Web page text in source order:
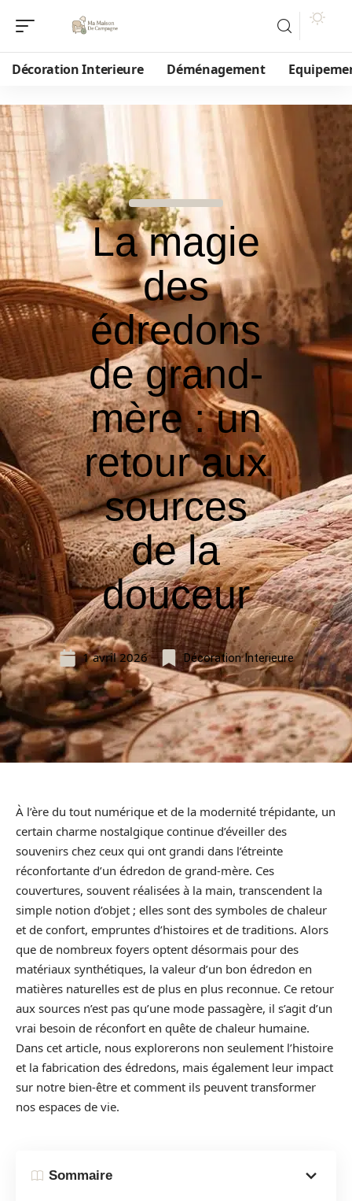
Décoration Interieure Déménagement
La magie
des
édredons
de grand-
mère : un
retour aux
sources
de la
douceur
1 avril 2026 Décoration Interieure
À l’ère du tout numérique et de la modernité trépidante, un
certain charme nostalgique continue d’éveiller des
souvenirs chez ceux qui ont grandi dans l’étreinte
réconfortante d’un édredon de grand-mère. Ces
couvertures, souvent réalisées à la main, transcendent la
simple notion d’objet ; elles sont des symboles de chaleur
et de confort, empruntes d’histoires et de traditions. Alors
que de nombreux foyers optent désormais pour des
matériaux synthétiques, la valeur d’un bon édredon en
matières naturelles est de plus en plus reconnue. Ce retour
aux sources n’est pas qu’une mode passagère, il s’agit d’un
vrai besoin de réconfort en quête de chaleur humaine.
Dans cet article, nous explorerons non seulement l’histoire
et la fabrication des édredons, mais également leur impact
sur notre bien-être et comment ils peuvent transformer
nos espaces de vie.
Sommaire